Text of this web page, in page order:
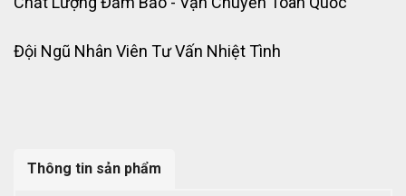
Đội Ngũ Nhân Viên Tư Vấn Nhiệt Tình
Thông tin sản phẩm